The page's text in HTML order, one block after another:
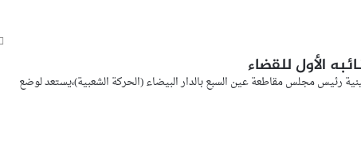
الأول للقضاء
رئيس مجلس مقاطعة عين السبع بالدار البيضاء (الحركة الشعبية)،يستعد لوضع